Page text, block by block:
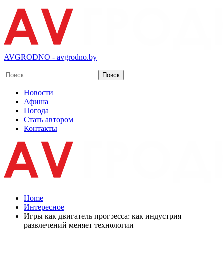
AVGRODNO - avgrodno.by
Новости
Афиша
Погода
Стать автором
Контакты
Home
Интересное
Игры как двигатель прогресса: как индустрия
развлечений меняет технологии